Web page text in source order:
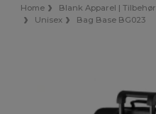
Home Blank Apparel | Tilbehør
Unisex
Bag Base BG023